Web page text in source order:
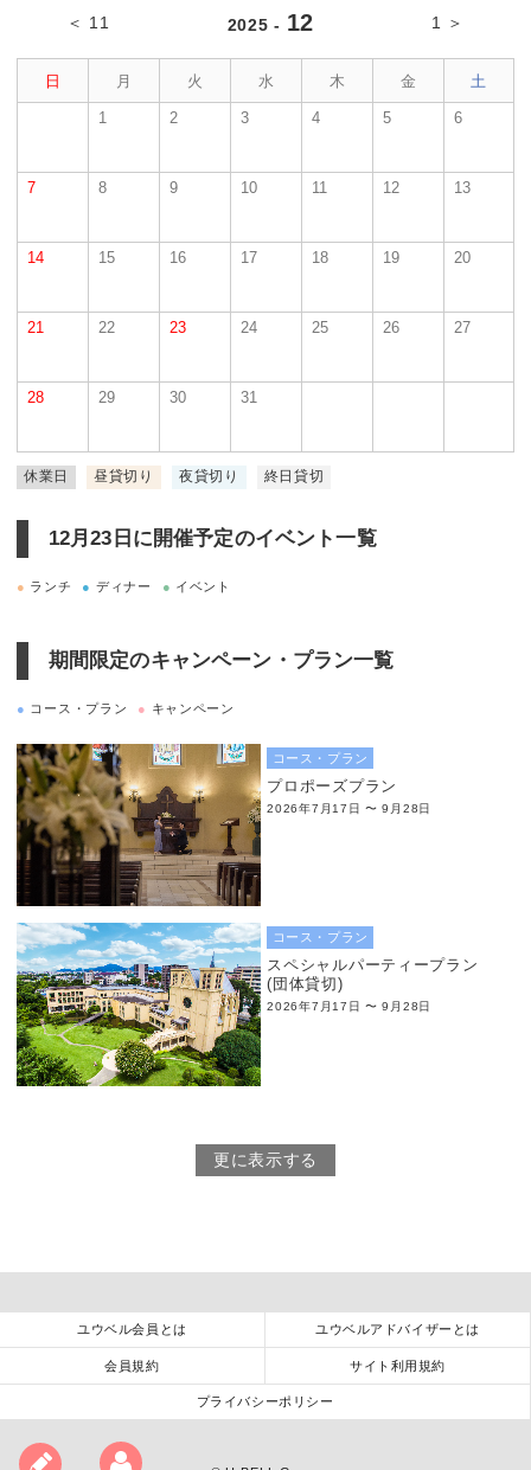
＜ 11 2025 - 12 1 ＞
日 月 火 水 木 金 土
1 2 3 4 5 6
7 8 9 10 11 12 13
14 15 16 17 18 19 20
21 22 23 24 25 26 27
28 29 30 31
休業日 昼貸切り 夜貸切り 終日貸切
12月23日に 開催予定のイベント一覧
● ランチ ● ディナー ● イベント
期間限定のキャンペーン・プラン一覧
● コース・プラン ● キャンペーン
コース・プラン
プロポーズプラン
2026年7月17日 〜 9月28日
コース・プラン
スペシャルパーティープラン
(団体貸切)
2026年7月17日 〜 9月28日
更に表示する
ユウベル会員とは ユウベルアドバイザーとは
会員規約 サイト利用規約
プライバシーポリシー